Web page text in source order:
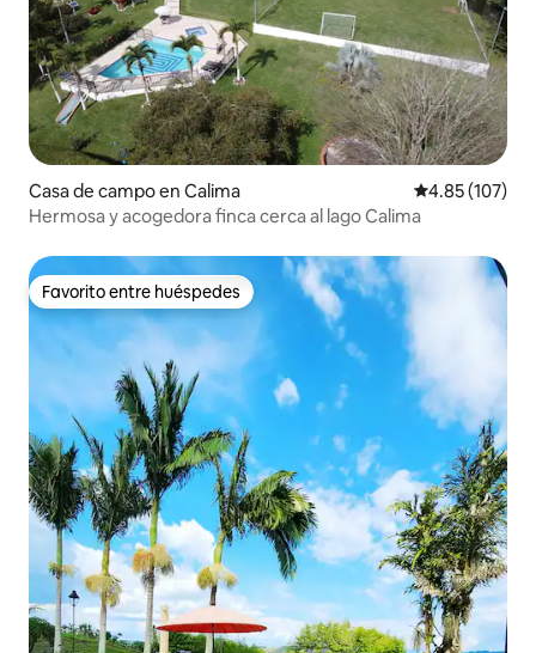
Casa de campo en Calima Calificación
4.85 (107)
Hermosa y acogedora finca cerca al lago Calima
Favorito entre huéspedes
Favorito entre huéspedes